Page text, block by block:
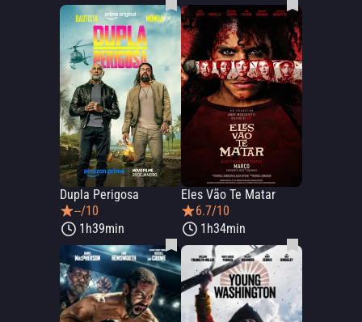
Dupla Perigosa
--/10
1h39min
Eles Vão Te Matar
6.7/10
1h34min